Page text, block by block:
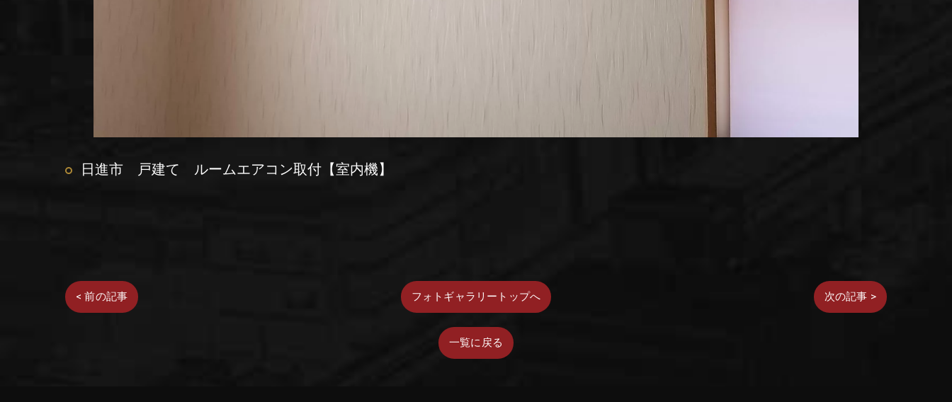
日進市 戸建て ルームエアコン取付【室内機】
< 前の記事 フォトギャラリートップへ 次の記事 >
一覧に戻る